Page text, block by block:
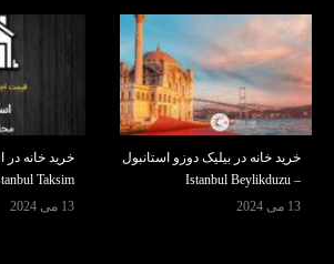
خرید خانه در بیلیک دوزو استانبول
– Istanbul Beylikduzu
13 می 2024
خرید خانه در
Taksim
13 می 2024